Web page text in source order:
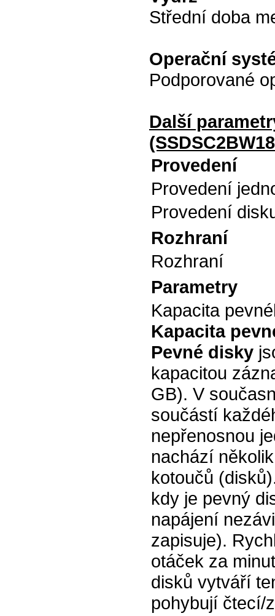
Střední doba
Operační
Podporované
Další
Provedení
Provedení
Provedení
Rozhraní
Rozhraní
Parametry
Kapacita
Kapacita
Pevné disky
kapacitou
GB). V
součástí
nepřenosnou
nachází
kotoučů
kdy je pevný
napájení
zapisuje).
otáček za
disků vytváří
pohybují čtecí/